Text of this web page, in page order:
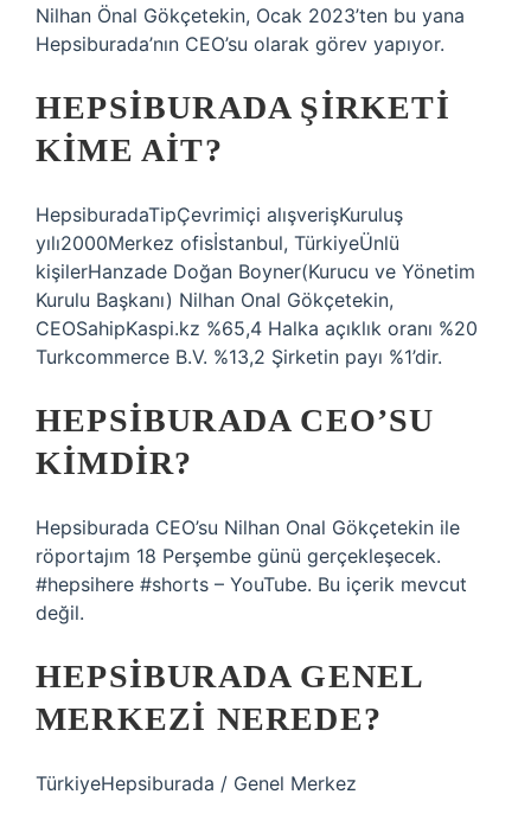
Nilhan Önal Gökçetekin, Ocak 2023’ten bu yana
Hepsiburada’nın CEO’su olarak görev yapıyor.
HEPSIBURADA ŞIRKETI
KIME AIT?
HepsiburadaTipÇevrimiçi alışverişKuruluş
yılı2000Merkez ofisİstanbul, TürkiyeÜnlü
kişilerHanzade Doğan Boyner(Kurucu ve Yönetim
Kurulu Başkanı) Nilhan Onal Gökçetekin,
CEOSahipKaspi.kz %65,4 Halka açıklık oranı %20
Turkcommerce B.V. %13,2 Şirketin payı %1’dir.
HEPSIBURADA CEO’SU
KIMDIR?
Hepsiburada CEO’su Nilhan Onal Gökçetekin ile
röportajım 18 Perşembe günü gerçekleşecek.
#hepsihere #shorts – YouTube. Bu içerik mevcut
değil.
HEPSIBURADA GENEL
MERKEZI NEREDE?
TürkiyeHepsiburada / Genel Merkez